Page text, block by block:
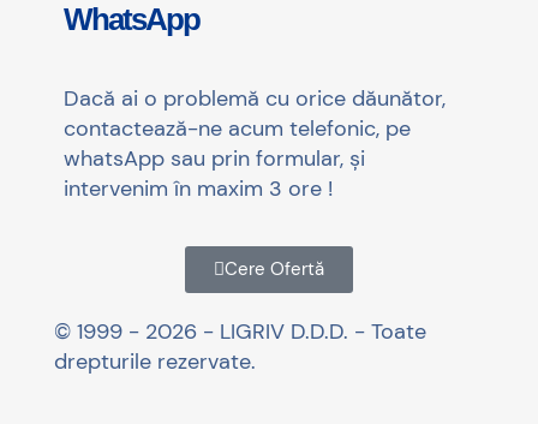
WhatsApp
Dacă ai o problemă cu orice dăunător,
contactează-ne acum telefonic, pe
whatsApp sau prin formular, și
intervenim în maxim 3 ore !
Cere Ofertă
© 1999 - 2026 - LIGRIV D.D.D. - Toate
drepturile rezervate.